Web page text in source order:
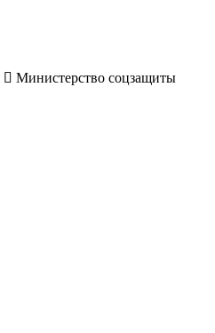
Министерство соцзащиты